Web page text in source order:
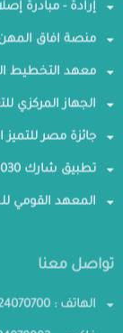
إرادة - مبادرة
منصة افاق
معهد التخطيط
الجهاز المركزي
جائزة مصر للتميز
تطبيق شارك 2030
المعهد القومي
تواصل معنا
الهاتف : 24070700-202